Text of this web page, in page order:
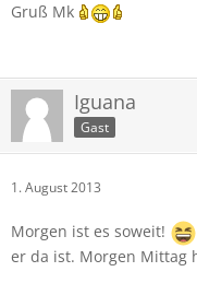
Gruß Mk
Iguana
Gast
1. August 2013
Morgen ist es soweit!
er da ist. Morgen Mittag